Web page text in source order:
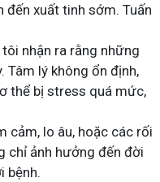
đến xuất tinh sớm. Tuấn
nhận ra rằng những
Tâm lý không ổn định,
thể bị stress quá mức,
cảm, lo âu, hoặc các rối
chỉ ảnh hưởng đến đời
bệnh.